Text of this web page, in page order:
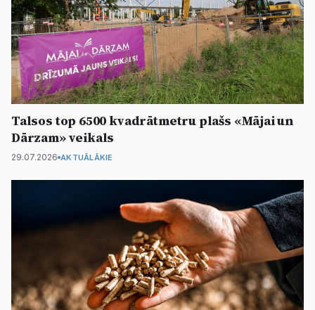
Talsos top 6500 kvadrātmetru plašs «Mājai un
Dārzam» veikals
29.07.2026 AKTUĀLĀKIE